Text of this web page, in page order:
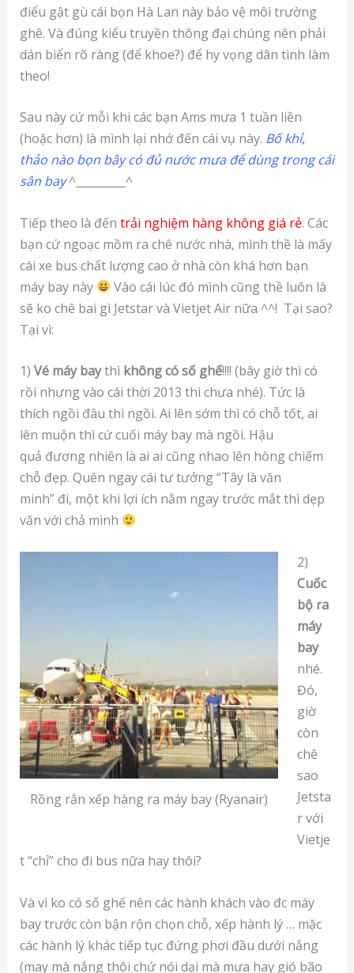
điểu gật gù cái bọn Hà Lan này bảo vệ môi trường
ghê. Và đúng kiểu truyền thông đại chúng nên phải
dán biển rõ ràng (để khoe?) để hy vọng dân tình làm
theo!
Sau này cứ mỗi khi các bạn Ams mưa 1 tuần liền
(hoặc hơn) là mình lại nhớ đến cái vụ này. Bố khỉ,
thảo nào bọn bây có đủ nước mưa để dùng trong cái
sân bay^_________^
Tiếp theo là đến trải nghiệm hàng không giá rẻ. Các
bạn cứ ngoạc mồm ra chê nước nhà, mình thề là mấy
cái xe bus chất lượng cao ở nhà còn khá hơn bạn
máy bay này
Vào cái lúc đó mình cũng thề luôn là
sẽ ko chê bai gì Jetstar và Vietjet Air nữa ^^! Tại sao?
Tại vì:
1) Vé máy baythì không có số ghế!!!! (bây giờ thì có
rồi nhưng vào cái thời 2013 thì chưa nhé). Tức là
thích ngồi đâu thì ngồi. Ai lên sớm thì có chỗ tốt, ai
lên muộn thì cứ cuối máy bay mà ngồi. Hậu
quả đương nhiên là ai ai cũng nhao lên hòng chiếm
chỗ đẹp. Quên ngay cái tư tưởng “Tây là văn
minh” đi, một khi lợi ích nằm ngay trước mắt thì dẹp
văn với chả minh
Rồng rắn xếp hàng ra máy bay (Ryanair)
2)
Cuốc
bộ ra
máy
bay
nhé.
Đó,
giờ
còn
chê
sao
Jetsta
r với
Vietje
t “chỉ” cho đi bus nữa hay thôi?
Và vì ko có số ghế nên các hành khách vào đc máy
bay trước còn bận rộn chọn chỗ, xếp hành lý … mặc
các hành lý khác tiếp tục đứng phơi đầu dưới nắng
(may mà nắng thôi chứ nói dại mà mưa hay gió bão